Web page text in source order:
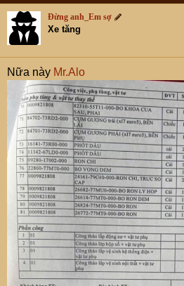
Đừng anh_Em sợ
Xe tăng
Nữa này Mr.Alo